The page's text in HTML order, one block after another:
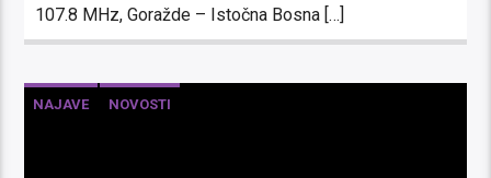
107.8 MHz, Goražde – Istočna Bosna […]
NAJAVE NOVOSTI